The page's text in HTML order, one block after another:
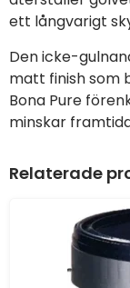
ett långvarigt
Den icke-
matt finish som
Bona Pure
minskar
Relaterade